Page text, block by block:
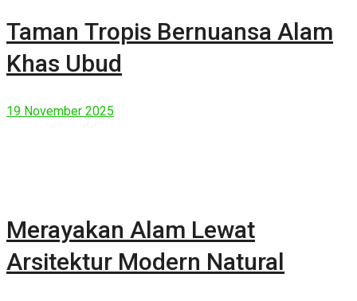
Taman Tropis Bernuansa Alam
Khas Ubud
19 November 2025
Merayakan Alam Lewat
Arsitektur Modern Natural